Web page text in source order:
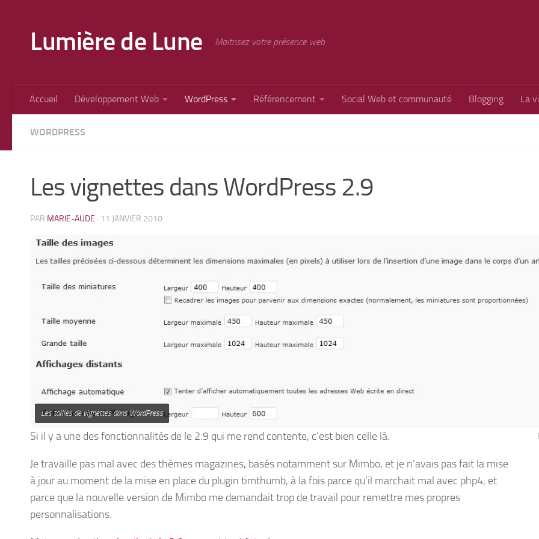
Lumière de Lune Maitrisez votre présence web
Accueil Développement Web WordPress Référencement Social Web et communauté Blogging La
WORDPRESS
Les vignettes dans WordPress 2.9
PAR MARIE-AUDE · 11 JANVIER 2010
Les tailles de vignettes dans WordPress
Si il y a une des fonctionnalités de le 2.9 qui me rend contente, c’est bien celle là.
Je travaille pas mal avec des thèmes magazines, basés notamment sur Mimbo, et je n’avais pas fait la mise
à jour au moment de la mise en place du plugin timthumb, à la fois parce qu’il marchait mal avec php4, et
parce que la nouvelle version de Mimbo me demandait trop de travail pour remettre mes propres
personnalisations.